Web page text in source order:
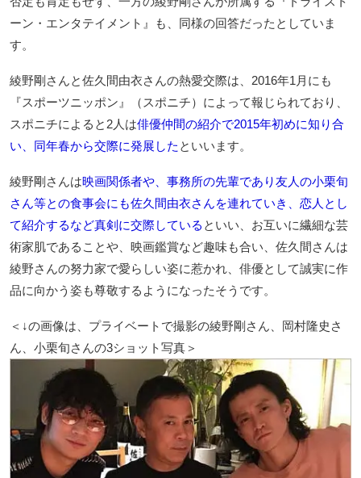
ーン・エンタテイメント』も、同様の回答だったとしていま
す。
綾野剛さんと佐久間由衣さんの熱愛交際は、2016年1月にも
『スポーツニッポン』（スポニチ）によって報じられており、
スポニチによると2人は俳優仲間の紹介で2015年初めに知り合
い、同年春から交際に発展した といいます。
綾野剛さんは映画関係者や、事務所の先輩であり友人の小栗旬
さん等との食事会にも佐久間由衣さんを連れていき、恋人とし
て紹介するなど真剣に交際している といい、お互いに繊細な芸
術家肌であることや、映画鑑賞など趣味も合い、佐久間さんは
綾野さんの努力家で愛らしい姿に惹かれ、俳優として誠実に作
品に向かう姿も尊敬するようになったそうです。
＜↓の画像は、プライベートで撮影の綾野剛さん、岡村隆史さ
ん、小栗旬さんの3ショット写真＞